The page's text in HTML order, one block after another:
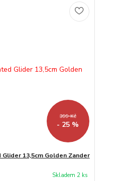
399 Kč
- 25 %
13,5cm Golden Zander
Skladem 2 ks